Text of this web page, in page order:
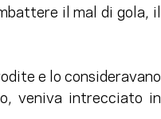
il mal di gola, il
e lo consideravano
veniva intrecciato in